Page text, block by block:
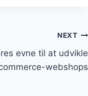
NEXT
evne til at udvikle
webshops